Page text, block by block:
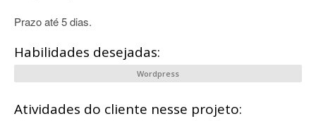
Prazo até 5 dias.
Habilidades desejadas:
Wordpress
Atividades do cliente nesse projeto: